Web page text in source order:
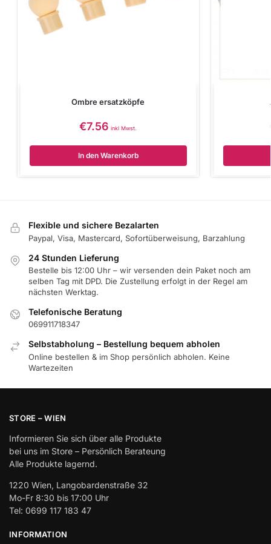
Ombre ersatzköpfe
€7.56 inkl Mwst.
In den Warenkorb
Flexible und sichere Bezalarten
Paypal, Visa, Mastercard, Sofortüberweisung, Barzahlung
24 Stunden Lieferung
Bestelle bis 12:00 Uhr – wir versenden dein Paket noch am
selben Tag mit DPD. Die Zustellung erfolgt in der Regel am
nächsten Werktag.
Telefonische Beratung
069911718347
Selbstabholung – Bestellung bequem abholen
Online bestellen & im Shop persönlich abholen. Keine
Wartezeiten
STORE – WIEN
Informieren Sie sich über alle Produkte
bei uns im Store – Persönlich Berateung
Alle Produkte lagernd.
1220 Wien, Langobardenstraße 32
Mo-Fr 8:30 bis 17:00 Uhr
Tel: 0699 117 183 47
INFORMATION